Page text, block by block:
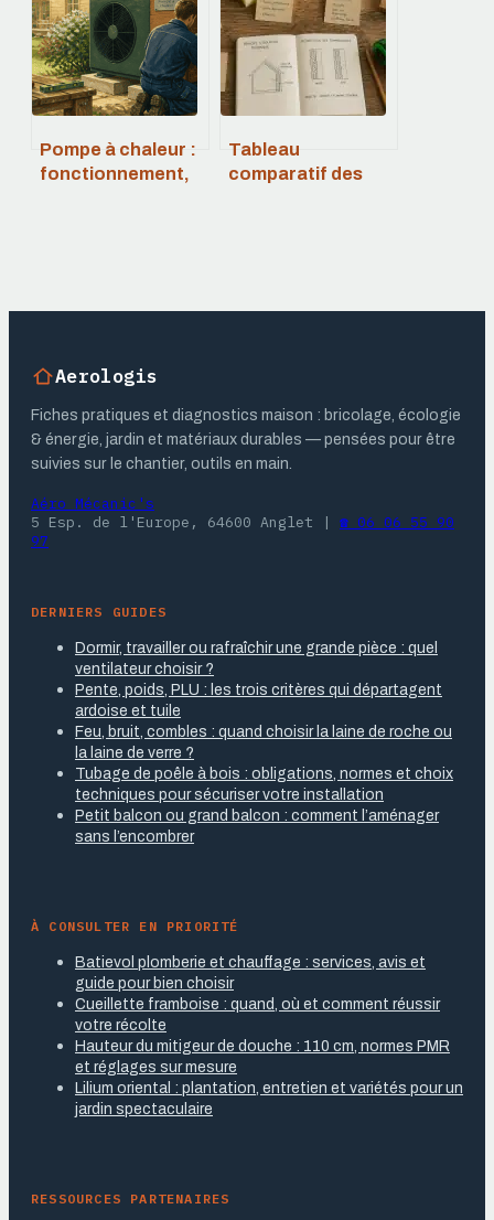
économies
d’énergie et
technologie
durable
Pompe à chaleur :
fonctionnement,
Tableau
comparatif des
Aerologis
Fiches pratiques et diagnostics maison : bricolage, écologie
& énergie, jardin et matériaux durables — pensées pour être
suivies sur le chantier, outils en main.
Aéro Mécanic's
5 Esp. de l'Europe, 64600 Anglet | ☎ 06 06 55 90
97
DERNIERS GUIDES
Dormir, travailler ou rafraîchir une grande pièce : quel
ventilateur choisir ?
Pente, poids, PLU : les trois critères qui départagent
ardoise et tuile
Feu, bruit, combles : quand choisir la laine de roche ou
la laine de verre ?
Tubage de poêle à bois : obligations, normes et choix
techniques pour sécuriser votre installation
Petit balcon ou grand balcon : comment l’aménager
sans l’encombrer
À CONSULTER EN PRIORITÉ
Batievol plomberie et chauffage : services, avis et
guide pour bien choisir
Cueillette framboise : quand, où et comment réussir
votre récolte
Hauteur du mitigeur de douche : 110 cm, normes PMR
et réglages sur mesure
Lilium oriental : plantation, entretien et variétés pour un
jardin spectaculaire
RESSOURCES PARTENAIRES